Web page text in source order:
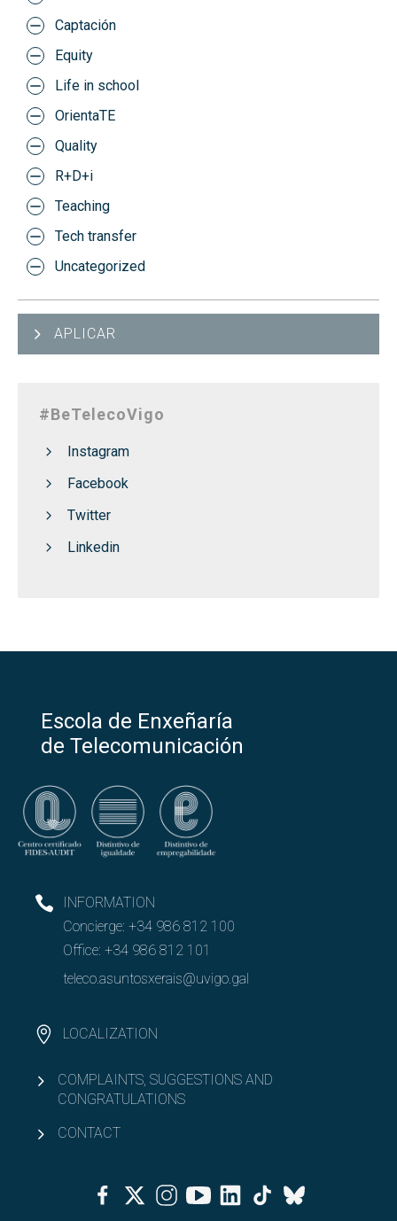
Captación
Equity
Life in school
OrientaTE
Quality
R+D+i
Teaching
Tech transfer
Uncategorized
APLICAR
#BeTelecoVigo
Instagram
Facebook
Twitter
Linkedin
Escola de Enxeñaría
de Telecomunicación
INFORMATION
Concierge: +34 986 812 100
Office: +34 986 812 101
teleco.asuntosxerais@uvigo.gal
LOCALIZATION
COMPLAINTS, SUGGESTIONS AND
CONGRATULATIONS
CONTACT
FacebookTwitterInstagramYoutubeLinkedinTiktok
Bluesky